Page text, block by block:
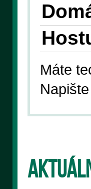
Máte